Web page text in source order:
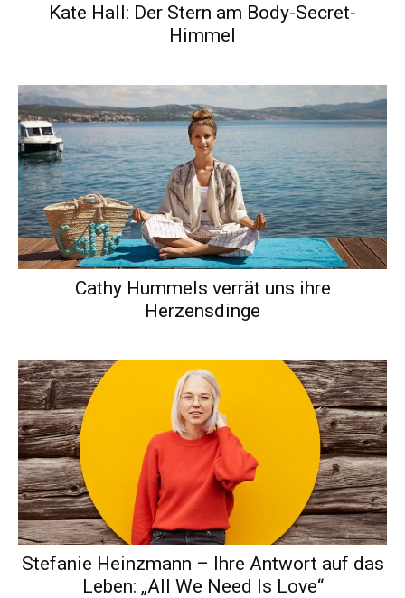
Kate Hall: Der Stern am Body-Secret-
Himmel
Cathy Hummels verrät uns ihre
Herzensdinge
Stefanie Heinzmann – Ihre Antwort auf das
Leben: „All We Need Is Love“